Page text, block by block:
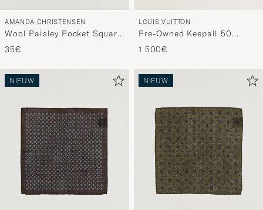
AMANDA CHRISTENSEN
Wool Paisley Pocket Square
Navy
35€
LOUIS VUITTON
Pre-Owned Keepall 50
Bandoulière Monogram
1 500€
NIEUW NIEUW